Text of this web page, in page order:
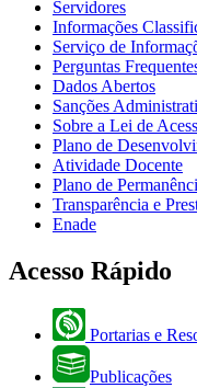
Servidores
Informações
Serviço de
Perguntas
Dados Abertos
Sanções
Sobre a Lei de
Plano de
Atividade Docente
Plano de
Transparência e
Enade
Acesso Rápido
Portarias e
Publicações